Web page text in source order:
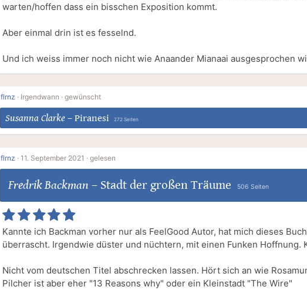
warten/hoffen dass ein bisschen Exposition kommt.
Aber einmal drin ist es fesselnd.
Und ich weiss immer noch nicht wie Anaander Mianaai ausgesprochen
flrnz · Irgendwann · gewünscht
Susanna Clarke – Piranesi 272 Seiten
flrnz · 11. September 2021 · gelesen
Fredrik Backman – Stadt der großen Träume 506 Seiten
Kannte ich Backman vorher nur als FeelGood Autor, hat mich dieses
überrascht. Irgendwie düster und nüchtern, mit einen Funken Hoffnung.
Nicht vom deutschen Titel abschrecken lassen. Hört sich an wie
Pilcher ist aber eher "13 Reasons why" oder ein Kleinstadt "The Wire"